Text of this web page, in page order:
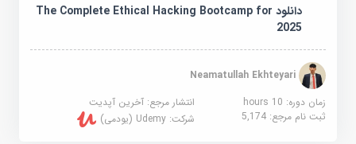
دانلود The Complete Ethical Hacking Bootcamp for
2025
Neamatullah Ekhteyari
زمان دوره: 10 hours
انتشار مرجع:آخرین آپدیت
ثبت نام مرجع:5,174 شرکت:Udemy (یودمی)